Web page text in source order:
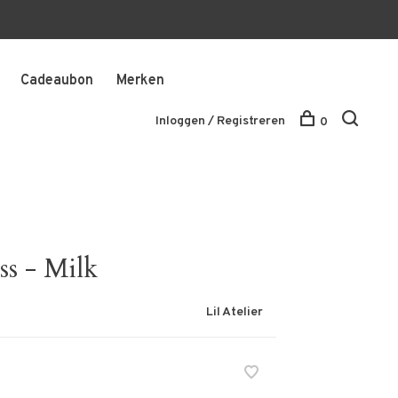
Cadeaubon Merken
Inloggen / Registreren 0
- Milk
Lil Atelier